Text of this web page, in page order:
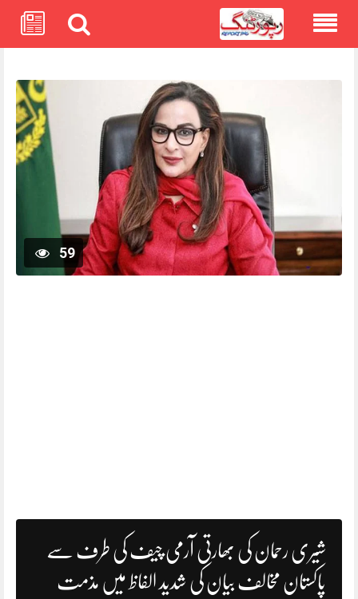
59
شیری رحمان کی بھارتی آرمی چیف کی طرف سے
پاکستان مخالف بیان کی شدید الفاظ میں مذمت